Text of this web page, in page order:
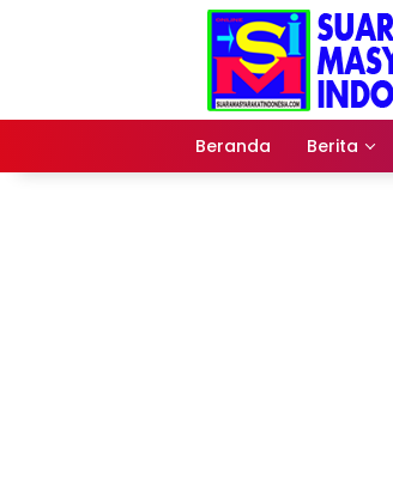
Beranda Berita